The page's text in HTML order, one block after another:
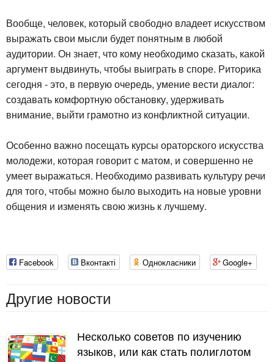
Вообще, человек, который свободно владеет искусством
выражать свои мысли будет понятным в любой
аудитории. Он знает, что кому необходимо сказать, какой
аргумент выдвинуть, чтобы выиграть в споре. Риторика
сегодня - это, в первую очередь, умение вести диалог:
создавать комфортную обстановку, удерживать
внимание, выйти грамотно из конфликтной ситуации.
Особенно важно посещать курсы ораторского искусства
молодежи, которая говорит с матом, и совершенно не
умеет выражаться. Необходимо развивать культуру речи
для того, чтобы можно было выходить на новые уровни
общения и изменять свою жизнь к лучшему.
Facebook Вконтакті Однокласники Google+
Другие новости
Несколько советов по изучению
языков, или как стать полиглотом